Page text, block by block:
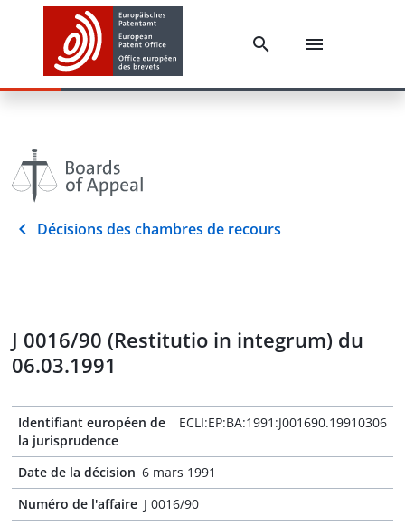
Décisions des chambres de recours
J 0016/90 (Restitutio in integrum) du
06.03.1991
Identifiant européen de
la jurisprudence
ECLI:EP:BA:1991:J001690.19910306
Date de la décision 6 mars 1991
Numéro de l'affaire J 0016/90